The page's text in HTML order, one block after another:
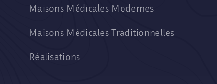
Maisons Médicales Modernes
Maisons Médicales Traditionnelles
Réalisations